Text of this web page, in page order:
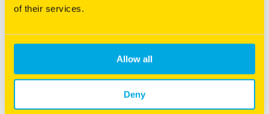
of their services.
Allow all
Deny
Beperk het aantal rijbewegingen op je grasklaverperceel
en laat het perceel met rust bij natte omstandigheden